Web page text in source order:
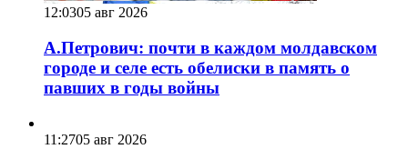
12:0305 авг 2026
А.Петрович: почти в каждом молдавском
городе и селе есть обелиски в память о
павших в годы войны
11:2705 авг 2026